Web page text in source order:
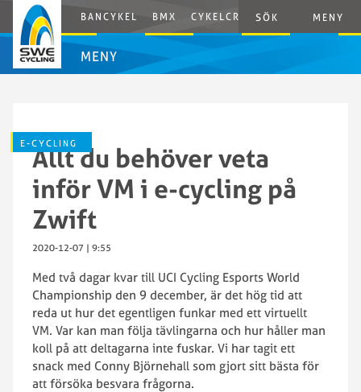
BANCYKEL BMX CYKELCROSS E-CYCLING
SÖK MENY
MENY
E-CYCLING
Allt du behöver veta
inför VM i e-cycling på
Zwift
2020-12-07 | 9:55
Med två dagar kvar till UCI Cycling Esports World
Championship den 9 december, är det hög tid att
reda ut hur det egentligen funkar med ett virtuellt
VM. Var kan man följa tävlingarna och hur håller man
koll på att deltagarna inte fuskar. Vi har tagit ett
snack med Conny Björnehall som gjort sitt bästa för
att försöka besvara frågorna.